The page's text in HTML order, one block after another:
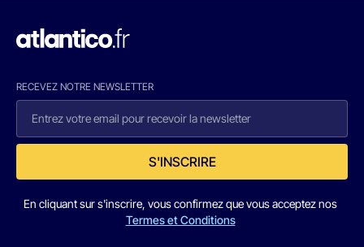
RECEVEZ NOTRE NEWSLETTER
S'INSCRIRE
En cliquant sur s'inscrire, vous confirmez que vous acceptez nos
Termes et Conditions